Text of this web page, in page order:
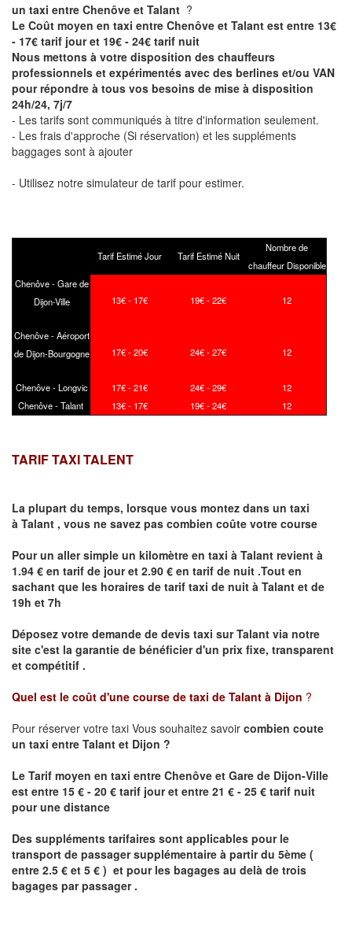
un taxi entre Chenôve et Talant ?
Le Coût moyen en taxi entre Chenôve et Talant est entre 13€
- 17€ tarif jour et 19€ - 24€ tarif nuit
Nous mettons à votre disposition des chauffeurs
professionnels et expérimentés avec des berlines et/ou VAN
pour répondre à tous vos besoins de mise à disposition
24h/24, 7j/7
- Les tarifs sont communiqués à titre d'information seulement.
- Les frais d'approche (Si réservation) et les suppléments
baggages sont à ajouter
- Utilisez notre simulateur de tarif pour estimer.
Tarif Estimé Jour Tarif Estimé Nuit
Nombre de
chauffeur Disponible
Chenôve - Gare de
Dijon-Ville
13€ - 17€ 19€ - 22€ 12
Chenôve - Aéroport
de Dijon-Bourgogne
17€ - 20€ 24€ - 27€ 12
Chenôve - Longvic 17€ - 21€ 24€ - 29€
12
Chenôve - Talant
13€ - 17€ 19€ - 24€ 12
TARIF TAXI TALENT
La plupart du temps, lorsque vous montez dans un taxi
à Talant , vous ne savez pas combien coûte votre course
Pour un aller simple un kilomètre en taxi à Talant revient à
1.94 € en tarif de jour et 2.90 € en tarif de nuit .Tout en
sachant que les horaires de tarif taxi de nuit à Talant et de
19h et 7h
Déposez votre demande de devis taxi surTalant via notre
site c'est la garantie de bénéficier d'un prix fixe, transparent
et compétitif .
Quel est le coût d'une course de taxi de Talant à Dijon ?
Pour réserver votre taxi Vous souhaitez savoir combien coute
un taxi entre Talant et Dijon ?
Le Tarif moyen en taxi entre Chenôve et Gare de Dijon-Ville
est entre 15 € - 20 € tarif jour et entre 21 € - 25 € tarif nuit
pour une distance
Des suppléments tarifaires sont applicables pour le
transport de passager supplémentaire à partir du 5ème (
entre 2.5 € et 5 € ) et pour les bagages au delà de trois
bagages par passager .